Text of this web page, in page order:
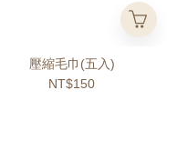
壓縮毛巾(五入)
NT$150